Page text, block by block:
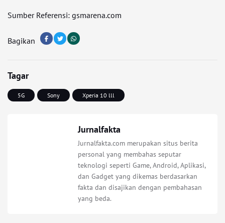
Sumber Referensi: gsmarena.com
Bagikan
Tagar
5G Sony Xperia 10 lll
Jurnalfakta
Jurnalfakta.com merupakan situs berita
personal yang membahas seputar
teknologi seperti Game, Android, Aplikasi,
dan Gadget yang dikemas berdasarkan
fakta dan disajikan dengan pembahasan
yang beda.